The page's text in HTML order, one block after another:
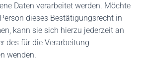
Daten verarbeitet werden. Möchte
dieses Bestätigungsrecht in
kann sie sich hierzu jederzeit an
des für die Verarbeitung
wenden.